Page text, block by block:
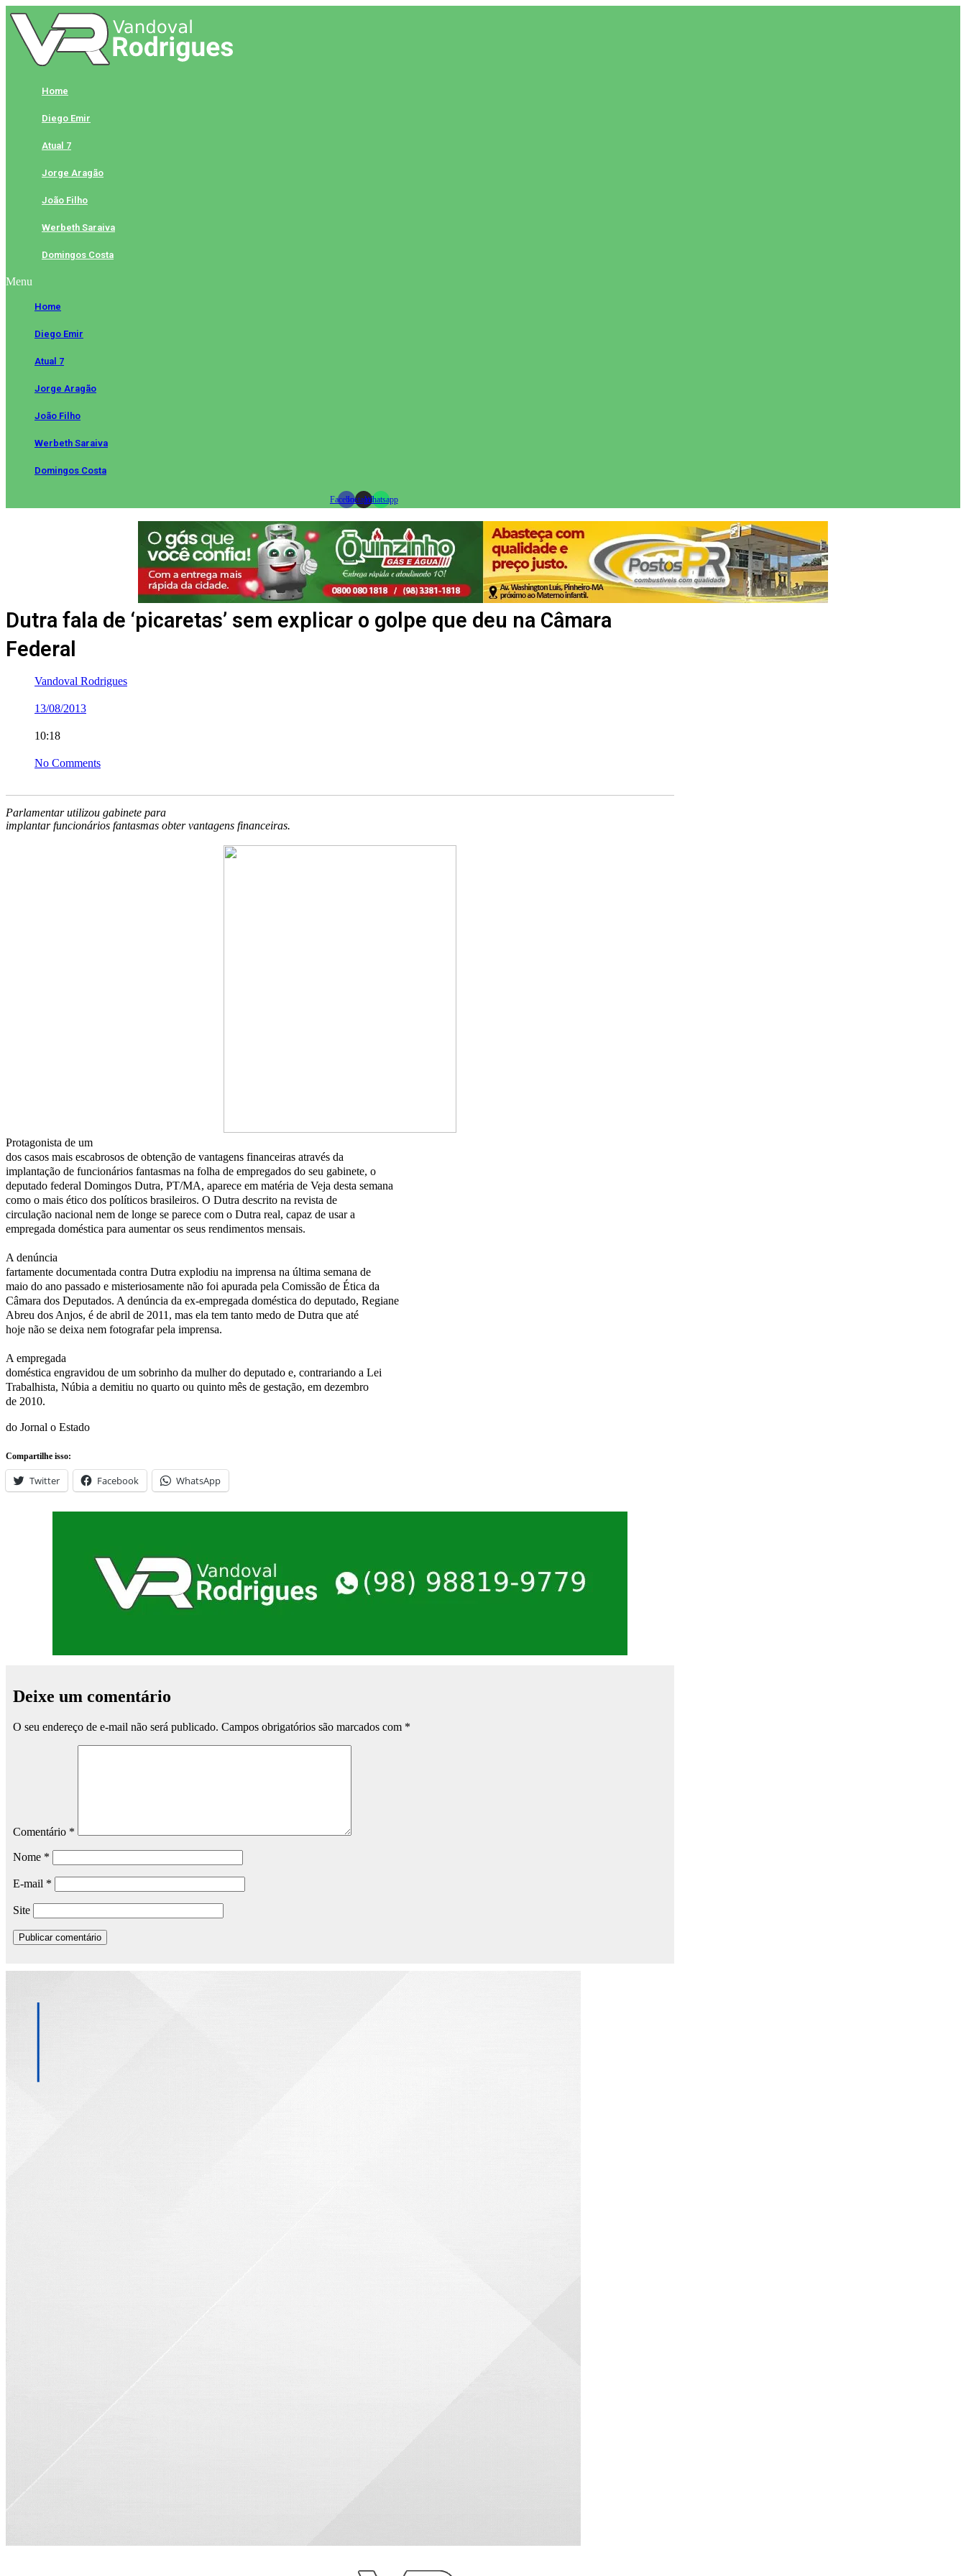
Skip
to
content
Home
Diego Emir
Atual 7
Jorge Aragão
João Filho
Werbeth Saraiva
Domingos Costa
Menu
Home
Diego Emir
Atual 7
Jorge Aragão
João Filho
Werbeth Saraiva
Domingos Costa
FacebookInstagramWhatsapp
Dutra fala de ‘picaretas’ sem explicar o golpe que deu na Câmara
Federal
Vandoval Rodrigues
13/08/2013
10:18
No Comments
Parlamentar utilizou gabinete para
implantar funcionários fantasmas obter vantagens financeiras.
Protagonista de um
dos casos mais escabrosos de obtenção de vantagens financeiras através da
implantação de funcionários fantasmas na folha de empregados do seu gabinete, o
deputado federal Domingos Dutra, PT/MA, aparece em matéria de Veja desta semana
como o mais ético dos políticos brasileiros. O Dutra descrito na revista de
circulação nacional nem de longe se parece com o Dutra real, capaz de usar a
empregada doméstica para aumentar os seus rendimentos mensais.
A denúncia
fartamente documentada contra Dutra explodiu na imprensa na última semana de
maio do ano passado e misteriosamente não foi apurada pela Comissão de Ética da
Câmara dos Deputados. A denúncia da ex-empregada doméstica do deputado, Regiane
Abreu dos Anjos, é de abril de 2011, mas ela tem tanto medo de Dutra que até
hoje não se deixa nem fotografar pela imprensa.
A empregada
doméstica engravidou de um sobrinho da mulher do deputado e, contrariando a Lei
Trabalhista, Núbia a demitiu no quarto ou quinto mês de gestação, em dezembro
de 2010.
do Jornal o Estado
Compartilhe isso:
Twitter Facebook WhatsApp
Deixe um comentário
O seu endereço de e-mail não será publicado. Campos obrigatórios são marcados com *
Comentário *
Nome *
E-mail *
Site